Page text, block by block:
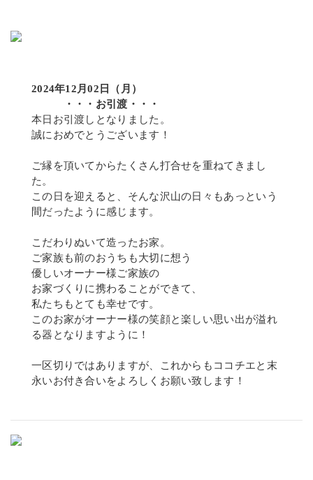
2024年12月02日（月）
・・・お引渡・・・
本日お引渡しとなりました。
誠におめでとうございます！
ご縁を頂いてからたくさん打合せを重ねてきまし
た。
この日を迎えると、そんな沢山の日々もあっという
間だったように感じます。
こだわりぬいて造ったお家。
ご家族も前のおうちも大切に想う
優しいオーナー様ご家族の
お家づくりに携わることができて、
私たちもとても幸せです。
このお家がオーナー様の笑顔と楽しい思い出が溢れ
る器となりますように！
一区切りではありますが、これからもココチエと末
永いお付き合いをよろしくお願い致します！